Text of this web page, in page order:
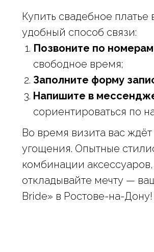
Купить свадебное
удобный способ связи:
Позвоните по номерам
свободное время;
Заполните форму
Напишите в
сориентироваться по
Во время визита вас
угощения. Опытные
комбинации
откладывайте мечту —
Bride» в Ростове-на-Дону!